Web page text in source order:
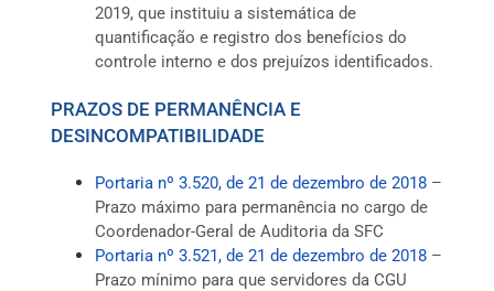
2019, que instituiu a sistemática de
quantificação e registro dos benefícios do
controle interno e dos prejuízos identificados.
PRAZOS DE PERMANÊNCIA E
DESINCOMPATIBILIDADE
Portaria nº 3.520, de 21 de dezembro de 2018 –
Prazo máximo para permanência no cargo de
Coordenador-Geral de Auditoria da SFC
Portaria nº 3.521, de 21 de dezembro de 2018 –
Prazo mínimo para que servidores da CGU